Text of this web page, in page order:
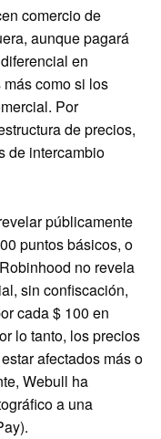
comercio de
aunque pagará
en
como si los
Por
de precios,
de intercambio
públicamente
puntos básicos, o
no revela
sin confiscación,
cada $ 100 en
lo tanto, los precios
afectados más o
Webull ha
a una